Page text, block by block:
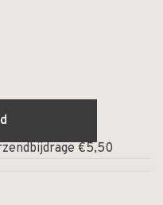
€5,50